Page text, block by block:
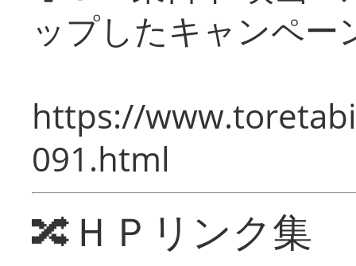
ップしたキャンペー
https://
091.html
🔀ＨＰリンク集